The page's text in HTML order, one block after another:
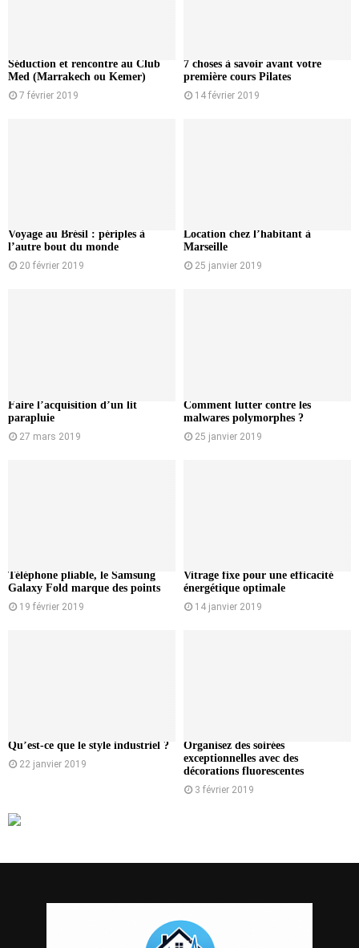
Séduction et rencontre au Club
Med (Marrakech ou Kemer)
7 février 2019
7 choses à savoir avant votre
première cours Pilates
14 février 2019
Voyage au Brésil : périples à
l’autre bout du monde
20 février 2019
Location chez l’habitant à
Marseille
25 janvier 2019
Faire l’acquisition d’un lit
parapluie
27 mars 2019
Comment lutter contre les
malwares polymorphes ?
25 janvier 2019
Téléphone pliable, le Samsung
Galaxy Fold marque des points
19 février 2019
Vitrage fixe pour une efficacité
énergétique optimale
14 janvier 2019
Qu’est-ce que le style industriel ?
22 janvier 2019
Organisez des soirées
exceptionnelles avec des
décorations fluorescentes
3 février 2019